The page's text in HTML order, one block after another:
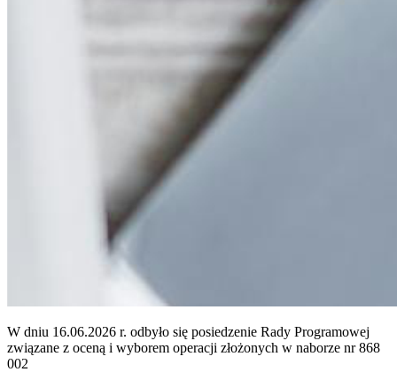
W dniu 16.06.2026 r. odbyło się posiedzenie Rady Programowej
związane z oceną i wyborem operacji złożonych w naborze nr 868
002